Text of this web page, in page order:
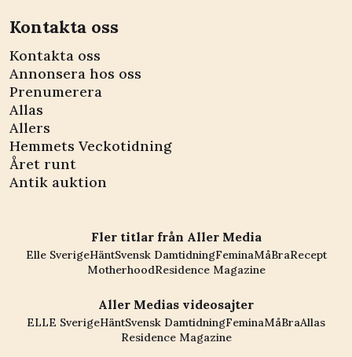
Kontakta oss
Kontakta oss
Annonsera hos oss
Prenumerera
Allas
Allers
Hemmets Veckotidning
Året runt
Antik auktion
Fler titlar från Aller Media
Elle SverigeHäntSvensk DamtidningFeminaMåBraRecept
MotherhoodResidence Magazine
Aller Medias videosajter
ELLE SverigeHäntSvensk DamtidningFeminaMåBraAllas
Residence Magazine